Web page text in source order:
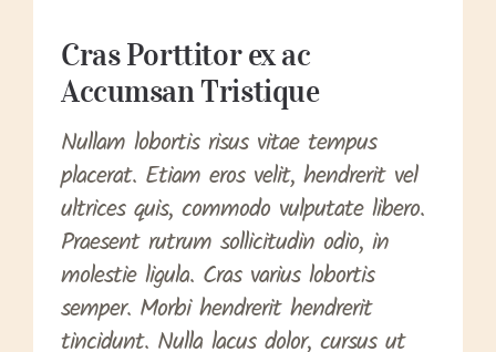
Cras Porttitor ex ac
Accumsan Tristique
Nullam lobortis risus vitae tempus
placerat. Etiam eros velit, hendrerit vel
ultrices quis, commodo vulputate libero.
Praesent rutrum sollicitudin odio, in
molestie ligula. Cras varius lobortis
semper. Morbi hendrerit hendrerit
tincidunt. Nulla lacus dolor, cursus ut